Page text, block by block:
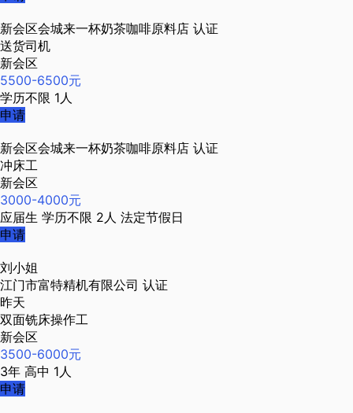
新会区会城来一杯奶茶咖啡原料店 认证
送货司机
新会区
5500-6500元
学历不限 1人
申请
新会区会城来一杯奶茶咖啡原料店 认证
冲床工
新会区
3000-4000元
应届生 学历不限 2人 法定节假日
申请
刘小姐
江门市富特精机有限公司 认证
昨天
双面铣床操作工
新会区
3500-6000元
3年 高中 1人
申请